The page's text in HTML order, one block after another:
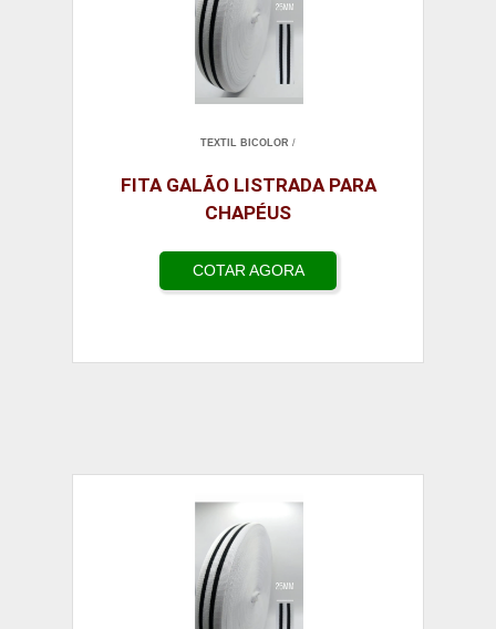
TEXTIL BICOLOR /
FITA GALÃO LISTRADA PARA
CHAPÉUS
COTAR AGORA